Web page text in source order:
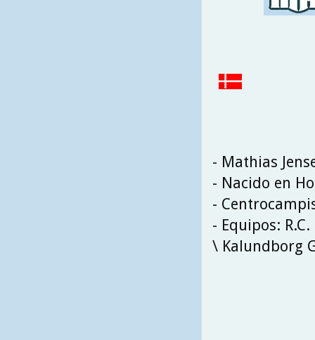
- Mathias
- Nacido en
-
- Equipos:
\ Kalundborg